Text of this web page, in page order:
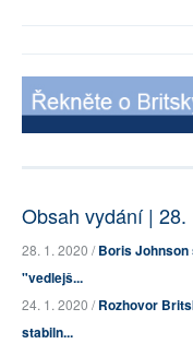
Obsah vydání | 28.
28. 1. 2020 /Boris
"vedlejš...
24. 1. 2020 /Rozhovor
stabiln...